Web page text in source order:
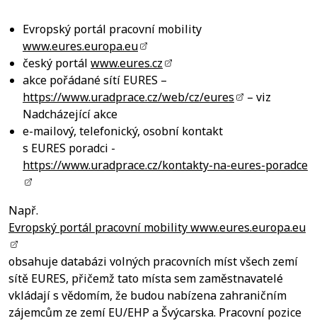
Evropský portál pracovní mobility
www.eures.europa.eu
český portál www.eures.cz
akce pořádané sítí EURES –
https://www.uradprace.cz/web/cz/eures
– viz
Nadcházející akce
e-mailový, telefonický, osobní kontakt
s EURES poradci -
https://www.uradprace.cz/kontakty-na-eures-poradce
Např.
Evropský portál pracovní mobility www.eures.europa.eu
obsahuje databázi volných pracovních míst všech zemí
sítě EURES, přičemž tato místa sem zaměstnavatelé
vkládají s vědomím, že budou nabízena zahraničním
zájemcům ze zemí EU/EHP a Švýcarska. Pracovní pozice